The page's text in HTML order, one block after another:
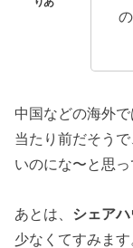
中国などの海外
当たり前だそう
いのにな〜と思っ
あとは、 シェアハ
少なくてすみます